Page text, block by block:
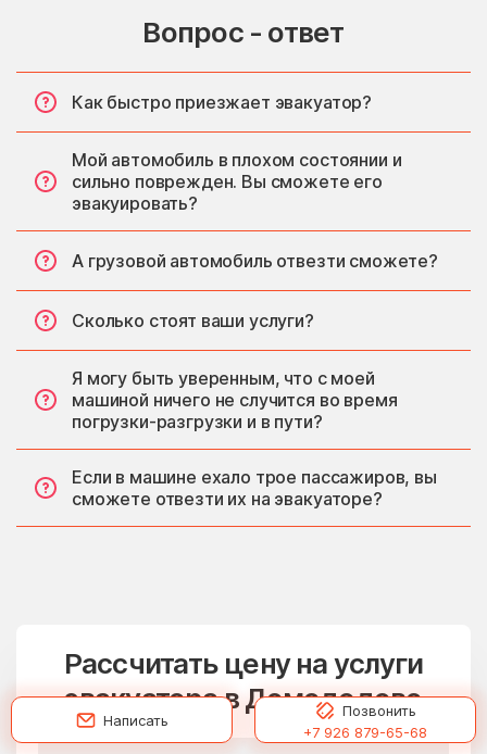
Вопрос - ответ
Как быстро приезжает эвакуатор?
Мой автомобиль в плохом состоянии и
сильно поврежден. Вы сможете его
эвакуировать?
А грузовой автомобиль отвезти сможете?
Сколько стоят ваши услуги?
Я могу быть уверенным, что с моей
машиной ничего не случится во время
погрузки-разгрузки и в пути?
Если в машине ехало трое пассажиров, вы
сможете отвезти их на эвакуаторе?
Рассчитать цену на услуги
эвакуатора в Домодедово
Написать
Позвонить
+7 926 879-65-68